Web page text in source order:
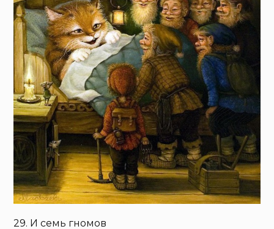
29. И семь гномов